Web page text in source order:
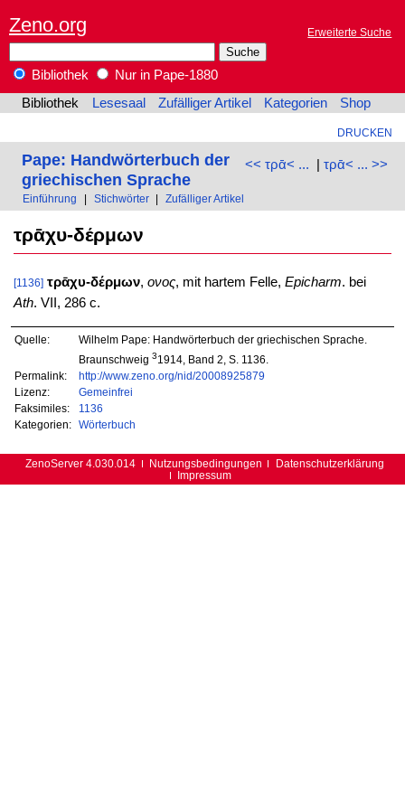
Zeno.org Erweiterte Suche
Bibliothek
Nur in Pape-1880
Bibliothek
Lesesaal Zufälliger Artikel Kategorien Shop
DRUCKEN
<< τρᾱ< ... | τρᾱ< ... >>
Pape: Handwörterbuch der
griechischen Sprache
Einführung Stichwörter Zufälliger Artikel
τρᾱχυ-δέρμων
[1136] τρᾱχυ-δέρμων, ονος, mit hartem Felle, Epicharm. bei
Ath. VII, 286 c.
Quelle:
Wilhelm Pape: Handwörterbuch der griechischen Sprache.
Braunschweig 31914, Band 2, S. 1136.
Permalink:
http://www.zeno.org/nid/20008925879
Lizenz:
Gemeinfrei
Faksimiles:
1136
Kategorien:
Wörterbuch
ZenoServer 4.030.014 Nutzungsbedingungen
Datenschutzerklärung
Impressum